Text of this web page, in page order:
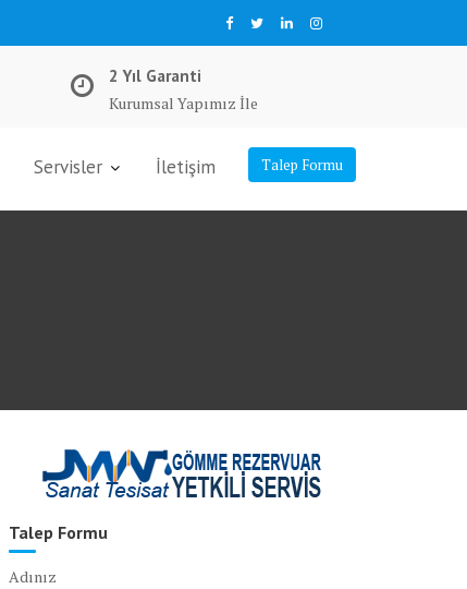
2 Yıl Garanti
Kurumsal Yapımız İle
Talep Formu
Servisler İletişim
Talep Formu
Adınız